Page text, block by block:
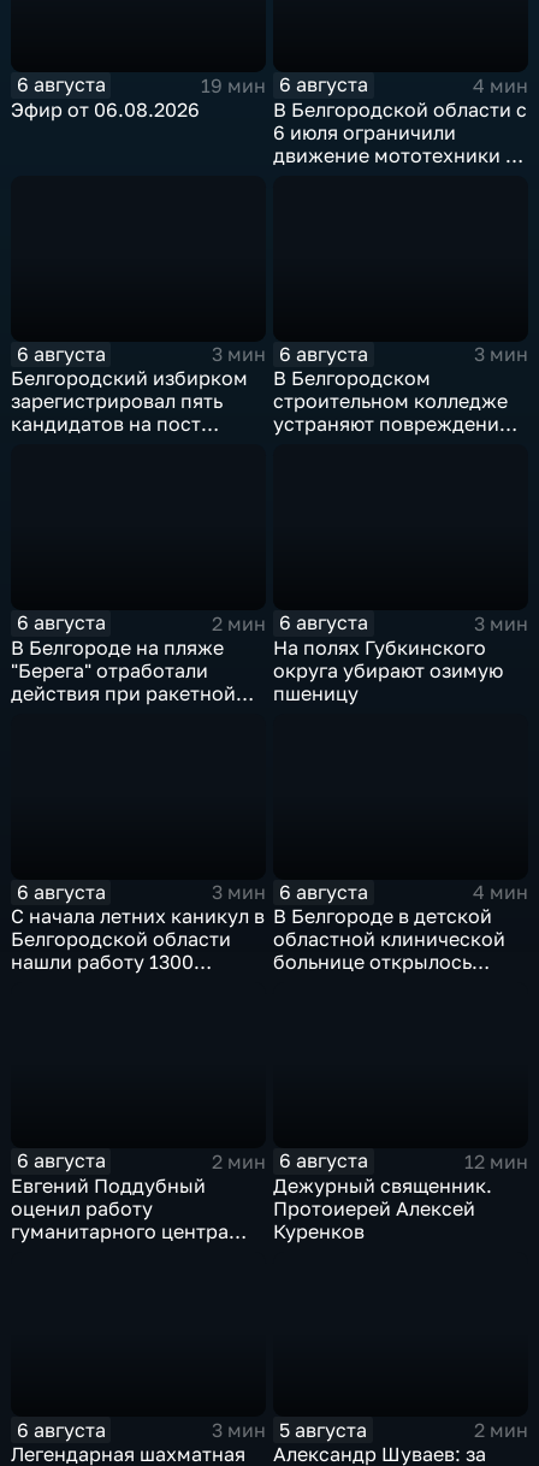
6 августа
19 мин
Эфир от 06.08.2026
6 августа
4 мин
В Белгородской области с
6 июля ограничили
движение мототехники в
6 августа
3 мин
Белгородский избирком
зарегистрировал пять
кандидатов на пост
6 августа
3 мин
В Белгородском
строительном колледже
устраняют повреждения
6 августа
2 мин
В Белгороде на пляже
"Берега" отработали
действия при ракетной
6 августа
3 мин
На полях Губкинского
округа убирают озимую
пшеницу
6 августа
3 мин
С начала летних каникул в
Белгородской области
нашли работу 1300
6 августа
4 мин
В Белгороде в детской
областной клинической
больнице открылось
6 августа
2 мин
Евгений Поддубный
оценил работу
гуманитарного центра
6 августа
12 мин
Дежурный священник.
Протоиерей Алексей
Куренков
6 августа
3 мин
Легендарная шахматная
5 августа
2 мин
Александр Шуваев: за